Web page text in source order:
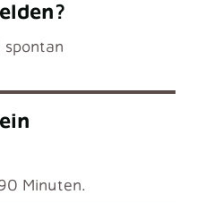
spontan
Minuten.